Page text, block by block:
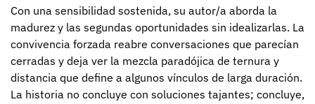
Con una sensibilidad sostenida, su autor/a aborda la
madurez y las segundas oportunidades sin idealizarlas. La
convivencia forzada reabre conversaciones que parecían
cerradas y deja ver la mezcla paradójica de ternura y
distancia que define a algunos vínculos de larga duración.
La historia no concluye con soluciones tajantes; concluye,